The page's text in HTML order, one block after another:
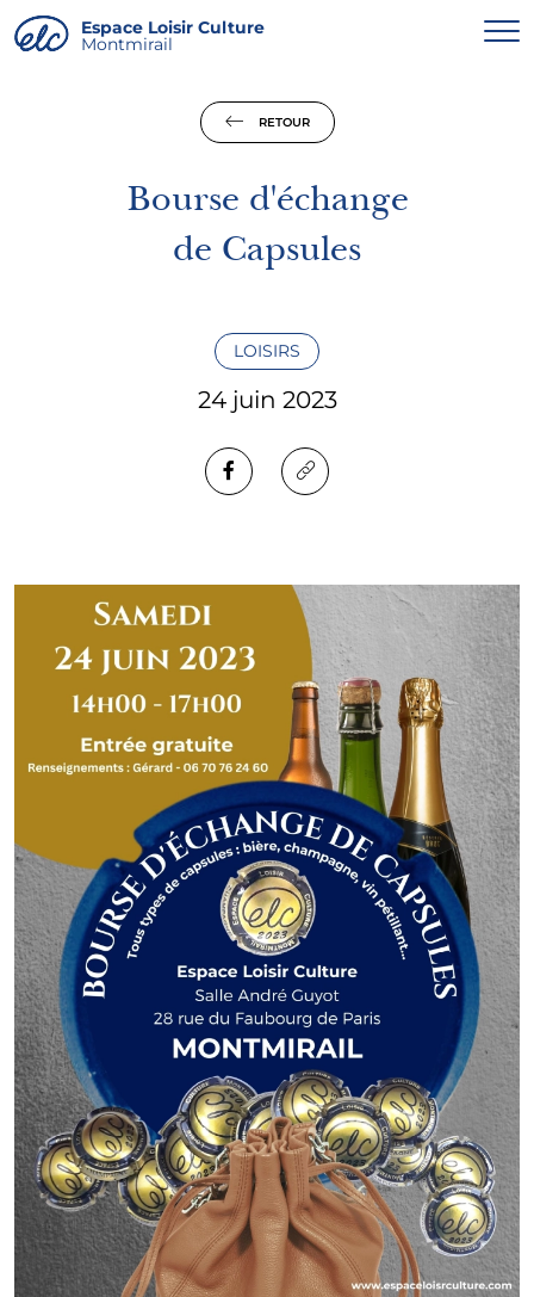
Espace Loisir Culture
Montmirail
RETOUR
Bourse d'échange
de Capsules
LOISIRS
24 juin 2023
Panneau de gestion des cookies